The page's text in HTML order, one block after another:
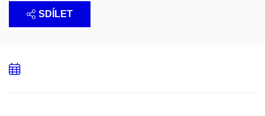
SDÍLET
Přidat